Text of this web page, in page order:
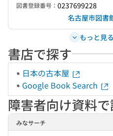
図書登録番号： 0237699228
名古屋市図書
もっと見
書店で探す
日本の古本屋
Google Book Search
障害者向け資料
みなサーチ